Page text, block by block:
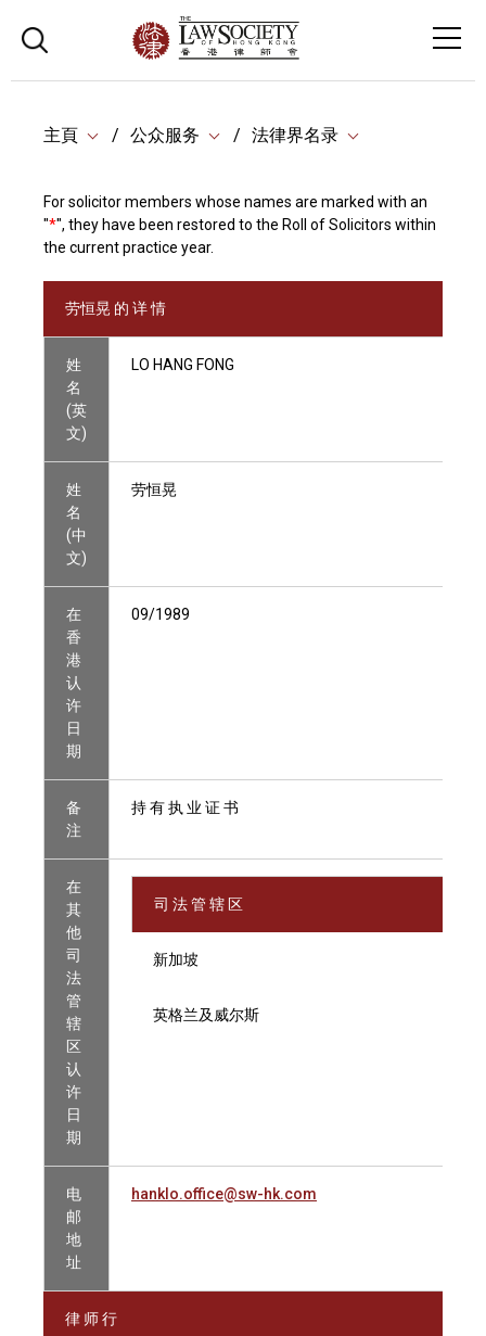
主頁 公众服务 法律界名录
For solicitor members whose names are marked with an
"*", they have been restored to the Roll of Solicitors within
the current practice year.
劳恒晃 的 详 情
姓
名
(英
文)
LO HANG FONG
姓
名
(中
文)
劳恒晃
在
香
港
认
许
日
期
09/1989
备
注
持 有 执 业 证 书
在
其
他
司
法
管
辖
区
认
许
日
期
司 法 管 辖 区
新加坡
英格兰及威尔斯
电
邮
地
址
hanklo.office@sw-hk.com
律 师 行